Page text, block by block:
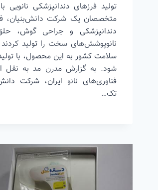
تولید فرزهای دندانپزشکی نانویی
متخصصان یک شرکت دانش‌بنیان،
دندانپزشکی و جراحی گوش،
نانوپوشش‌های سخت را تولید
سلامت کشور به این محصول، با
شود. به گزارش مدرن مد به نقل
فناوری‌های نانو ایران، شرکت
تک…